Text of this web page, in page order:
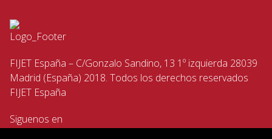
FIJET España – C/Gonzalo Sandino, 13 1º izquierda 28039
Madrid (España) 2018. Todos los derechos reservados
FIJET España
Siguenos en